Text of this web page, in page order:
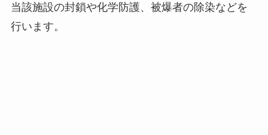
当該施設の封鎖や化学防護、被爆者の除染などを
行います。